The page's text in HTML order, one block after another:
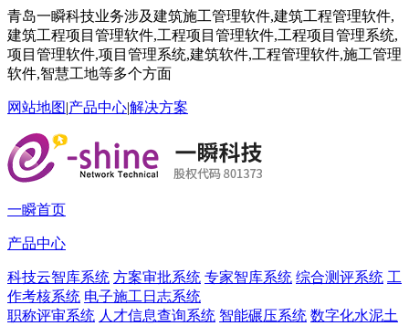
青岛一瞬科技业务涉及建筑施工管理软件,建筑工程管理软件,
建筑工程项目管理软件,工程项目管理软件,工程项目管理系统,
项目管理软件,项目管理系统,建筑软件,工程管理软件,施工管理
软件,智慧工地等多个方面
网站地图|产品中心|解决方案
一瞬首页
产品中心
科技云智库系统 方案审批系统 专家智库系统 综合测评系统 工
作考核系统 电子施工日志系统
职称评审系统 人才信息查询系统 智能碾压系统 数字化水泥土